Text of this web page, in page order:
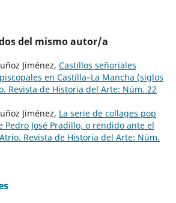
del mismo autor/a
Jiménez, Castillos señoriales
en Castilla–La Mancha (siglos
Revista de Historia del Arte: Núm. 22
Jiménez, La serie de collages pop
Pedro José Pradillo, o rendido ante el
Atrio. Revista de Historia del Arte: Núm.